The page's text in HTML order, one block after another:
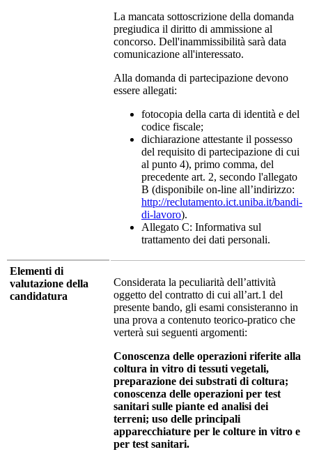
La mancata sottoscrizione della domanda
pregiudica il diritto di ammissione al
concorso. Dell'inammissibilità sarà data
comunicazione all'interessato.
Alla domanda di partecipazione devono
essere allegati:
fotocopia della carta di identità e del
codice fiscale;
dichiarazione attestante il possesso
del requisito di partecipazione di cui
al punto 4), primo comma, del
precedente art. 2, secondo l'allegato
B (disponibile on-line all’indirizzo:
http://reclutamento.ict.uniba.it/bandi-
di-lavoro).
Allegato C: Informativa sul
trattamento dei dati personali.
Elementi di
valutazione della
candidatura
Considerata la peculiarità dell’attività
oggetto del contratto di cui all’art.1 del
presente bando, gli esami consisteranno in
una prova a contenuto teorico-pratico che
verterà sui seguenti argomenti:
Conoscenza delle operazioni riferite alla
coltura in vitro di tessuti vegetali,
preparazione dei substrati di coltura;
conoscenza delle operazioni per test
sanitari sulle piante ed analisi dei
terreni; uso delle principali
apparecchiature per le colture in vitro e
per test sanitari.